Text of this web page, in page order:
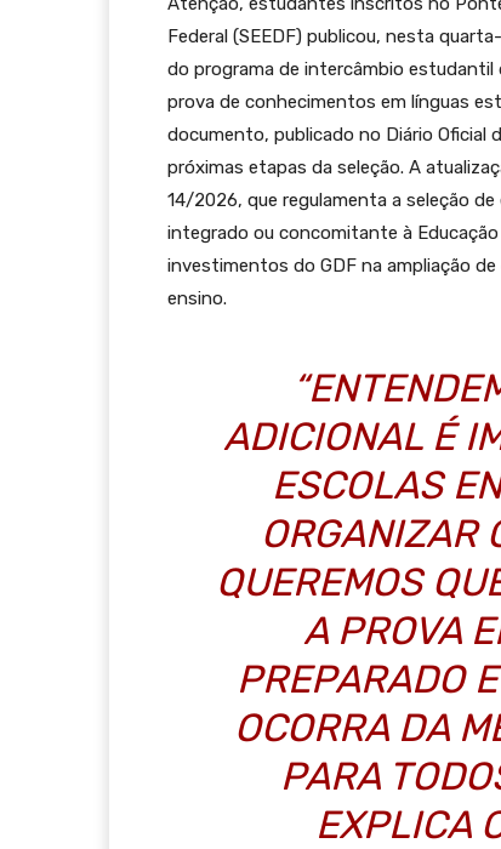
Federal (SEEDF) publicou, nesta
do programa de intercâmbio estudantil
prova de conhecimentos em línguas
documento, publicado no Diário Oficial
próximas etapas da seleção. A
14/2026, que regulamenta a seleção
integrado ou concomitante à
investimentos do GDF na ampliação
ensino.
ADICIONAL É
ESCOLAS
ORGANIZAR
QUEREMOS
A PROVA
PREPARADO
OCORRA DA
PARA
EXPLICA